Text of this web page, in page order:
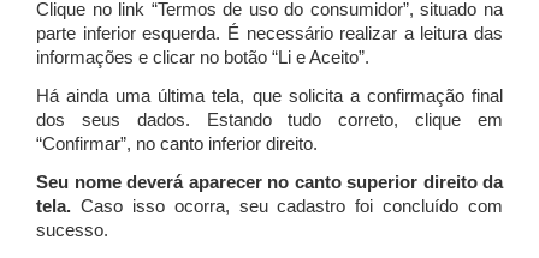
Clique no link “Termos de uso do consumidor”, situado na
parte inferior esquerda. É necessário realizar a leitura das
informações e clicar no botão “Li e Aceito”.
Há ainda uma última tela, que solicita a confirmação final
dos seus dados. Estando tudo correto, clique em
“Confirmar”, no canto inferior direito.
Seu nome deverá aparecer no canto superior direito da
tela. Caso isso ocorra, seu cadastro foi concluído com
sucesso.